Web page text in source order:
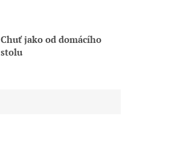
Chuť jako od domácího
stolu